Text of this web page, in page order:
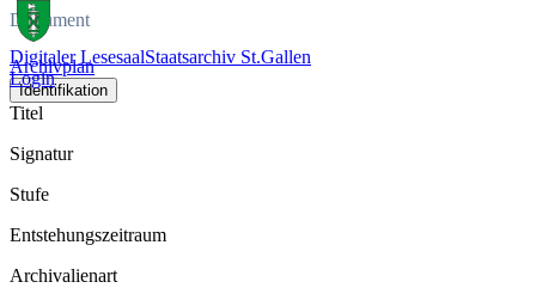
Digitaler LesesaalStaatsarchiv St.Gallen
Login
Dokument
Archivplan
Identifikation
Titel
Signatur
Stufe
Entstehungszeitraum
Archivalienart